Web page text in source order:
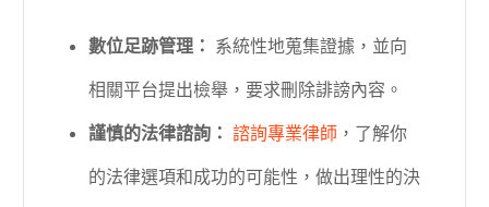
數位足跡管理： 系統性地蒐集證據，並向
相關平台提出檢舉，要求刪除誹謗內容。
謹慎的法律諮詢： 諮詢專業律師 ，了解你
的法律選項和成功的可能性，做出理性的決